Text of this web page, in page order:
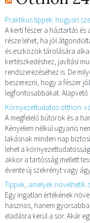
Praktikus tippek: hogyan
A kerti fészer a háztartás
része lehet, ha jól
és eszközök tárolására
kertészkedéshez, javítási
rendszerezéséhez is. De
beszerezni, hogy a fészer
legfontosabbakat.
Környezettudatos otthon:
A megfelelő bútorok és a
Kényelem nélkül ugyanis
lakásnak minden nap
lehet a
akkor a tartósság mellett
évente új szekrényt vagy
Tippek, amelyek növelhetik
Egy ingatlan értékének
hasznos, hanem
eladásra kerül a sor. Akár